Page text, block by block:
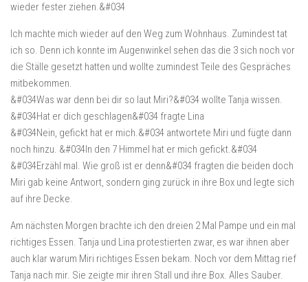
wieder fester ziehen.&#034
Ich machte mich wieder auf den Weg zum Wohnhaus. Zumindest tat
ich so. Denn ich konnte im Augenwinkel sehen das die 3 sich noch vor
die Ställe gesetzt hatten und wollte zumindest Teile des Gespräches
mitbekommen.
&#034Was war denn bei dir so laut Miri?&#034 wollte Tanja wissen.
&#034Hat er dich geschlagen&#034 fragte Lina
&#034Nein, gefickt hat er mich.&#034 antwortete Miri und fügte dann
noch hinzu. &#034In den 7 Himmel hat er mich gefickt.&#034
&#034Erzähl mal. Wie groß ist er denn&#034 fragten die beiden doch
Miri gab keine Antwort, sondern ging zurück in ihre Box und legte sich
auf ihre Decke.
Am nächsten Morgen brachte ich den dreien 2 Mal Pampe und ein mal
richtiges Essen. Tanja und Lina protestierten zwar, es war ihnen aber
auch klar warum Miri richtiges Essen bekam. Noch vor dem Mittag rief
Tanja nach mir. Sie zeigte mir ihren Stall und ihre Box. Alles Sauber.